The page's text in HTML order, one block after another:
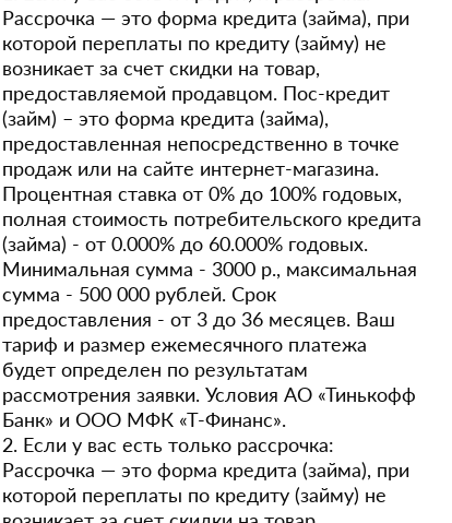
Рассрочка — это форма кредита (займа), при
которой переплаты по кредиту (займу) не
возникает за счет скидки на товар,
предоставляемой продавцом. Пос-кредит
(займ) – это форма кредита (займа),
предоставленная непосредственно в точке
продаж или на сайте интернет-магазина.
Процентная ставка от 0% до 100% годовых,
полная стоимость потребительского кредита
(займа) - от 0.000% до 60.000% годовых.
Минимальная сумма - 3000 р., максимальная
сумма - 500 000 рублей. Срок
предоставления - от 3 до 36 месяцев. Ваш
тариф и размер ежемесячного платежа
будет определен по результатам
рассмотрения заявки. Условия АО «Тинькофф
Банк» и ООО МФК «Т-Финанс».
2. Если у вас есть только рассрочка:
Рассрочка — это форма кредита (займа), при
которой переплаты по кредиту (займу) не